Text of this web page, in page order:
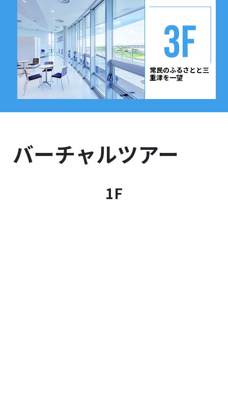
常民のふるさとと三
重津を一望
バーチャルツアー
1F